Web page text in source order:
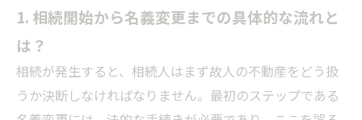
1. 相続開始から名義変更までの具体的な流れと
は？
相続が発生すると、相続人はまず故人の不動産をどう扱
うか決断しなければなりません。最初のステップである